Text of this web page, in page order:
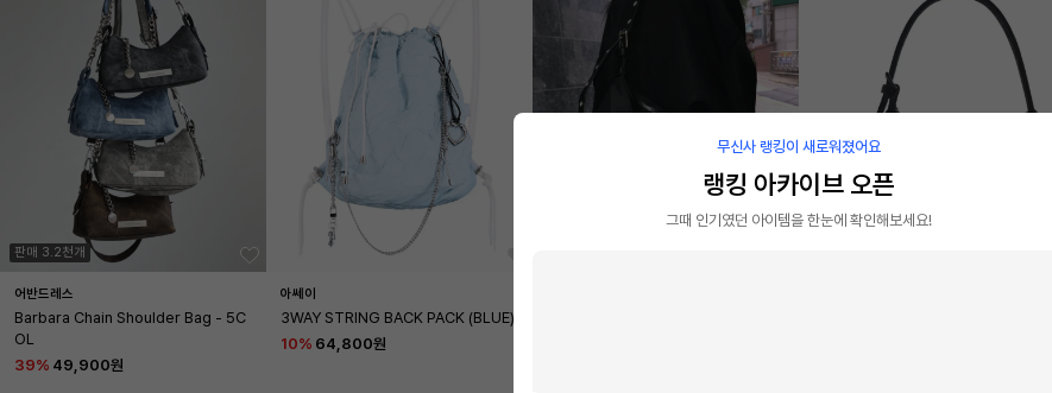
판매 3.2천개
어반드레스
Barbara Chain Shoulder Bag - 5C
OL
39% 49,900원
아쎄이
3WAY STRING BACK PACK (BLUE)
10% 64,800원
무신사 랭킹이 새로워졌어요
랭킹 아카이브 오픈
그때 인기였던 아이템을 한눈에 확인해보세요!